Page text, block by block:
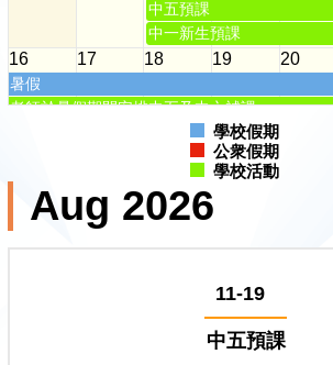
中五預課
中一新生預課
16 17 18 19 20
暑假
老師於暑假期間安排中五及中六補課
26
暑假
老師於暑假期間安排中五及中六補課
教職員會議
中六開課統一測驗
中四開課統一測驗
學校假期
公衆假期
學校活動
Aug 2026
11-19
中五預課